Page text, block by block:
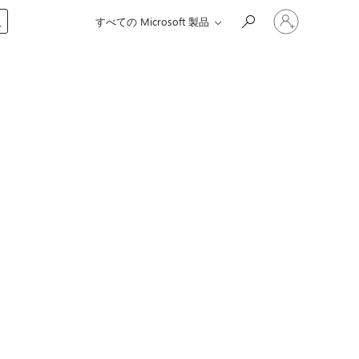
すべての Microsoft 製品
カ